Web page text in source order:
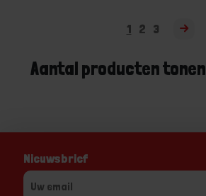
1 2 3
Aantal producten tonen
Nieuwsbrief